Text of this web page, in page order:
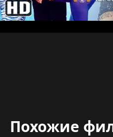
Похожие